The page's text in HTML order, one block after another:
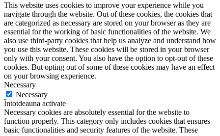
This website uses cookies to improve your experience while you
navigate through the website. Out of these cookies, the cookies that
are categorized as necessary are stored on your browser as they are
essential for the working of basic functionalities of the website. We
also use third-party cookies that help us analyze and understand how
you use this website. These cookies will be stored in your browser
only with your consent. You also have the option to opt-out of these
cookies. But opting out of some of these cookies may have an effect
on your browsing experience.
Necessary
Necessary
Întotdeauna activate
Necessary cookies are absolutely essential for the website to
function properly. This category only includes cookies that ensures
basic functionalities and security features of the website. These